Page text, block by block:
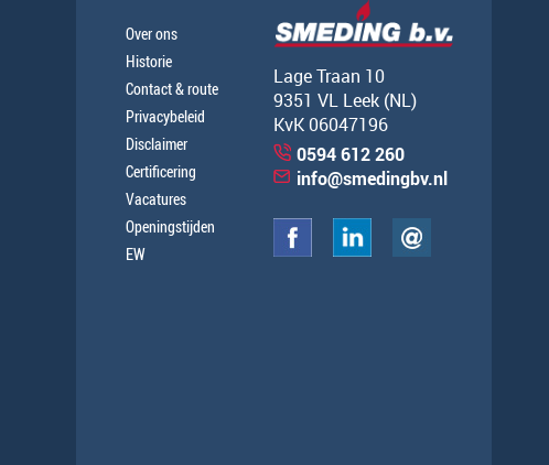
Over ons
Historie
Contact & route
Privacybeleid
Disclaimer
Certificering
Vacatures
Openingstijden
EW
Lage Traan 10
9351 VL Leek (NL)
KvK 06047196
0594 612 260
info@smedingbv.nl